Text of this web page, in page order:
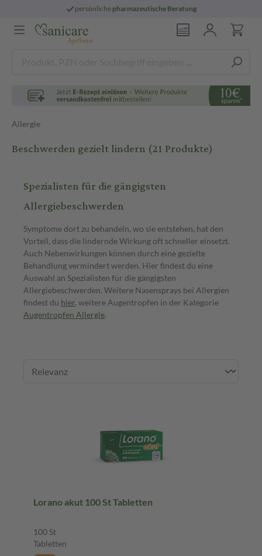
persönliche pharmazeutische Beratung
Allergie
Beschwerden gezielt lindern (21 Produkte)
Spezialisten für die gängigsten
Allergiebeschwerden
Symptome dort zu behandeln, wo sie entstehen, hat den
Vorteil, dass die lindernde Wirkung oft schneller einsetzt.
Auch Nebenwirkungen können durch eine gezielte
Behandlung vermindert werden. Hier findest du eine
Auswahl an Spezialisten für die gängigsten
Allergiebeschwerden. Weitere Nasensprays bei Allergien
findest du hier, weitere Augentropfen in der Kategorie
Augentropfen Allergie.
Lorano akut 100 St Tabletten
100 St
Tabletten